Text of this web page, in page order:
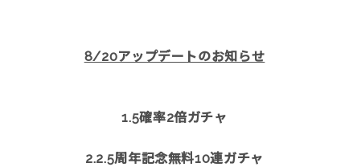
8/20アップデートのお知らせ
1.5確率2倍ガチャ
2.2.5周年記念無料10連ガチャ